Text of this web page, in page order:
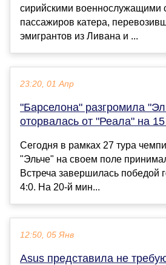
сирийскими военнослужащими
пассажиров катера,
эмигрантов из Ливана и ...
23:20, 01 Апр
"Барселона" разгромила
оторвалась от "Реала" на 15
Сегодня в рамках 27 тура
"Эльче" на своем поле
Встреча завершилась победой
4:0. На 20-й мин...
12:50, 05 Янв
Asus представила не